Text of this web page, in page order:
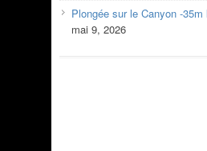
Plongée sur le Canyon -35m
mai 9, 2026